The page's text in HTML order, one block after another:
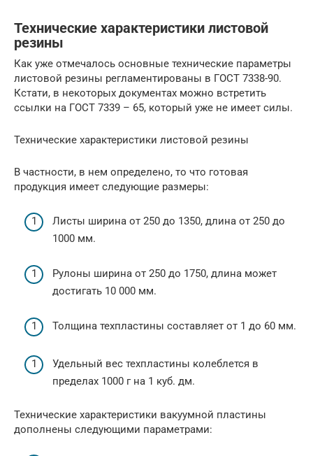
Технические характеристики листовой
резины
Как уже отмечалось основные технические параметры
листовой резины регламентированы в ГОСТ 7338-90.
Кстати, в некоторых документах можно встретить
ссылки на ГОСТ 7339 – 65, который уже не имеет силы.
Технические характеристики листовой резины
В частности, в нем определено, то что готовая
продукция имеет следующие размеры:
Листы ширина от 250 до 1350, длина от 250 до
1000 мм.
Рулоны ширина от 250 до 1750, длина может
достигать 10 000 мм.
Толщина техпластины составляет от 1 до 60 мм.
Удельный вес техпластины колеблется в
пределах 1000 г на 1 куб. дм.
Технические характеристики вакуумной пластины
дополнены следующими параметрами: